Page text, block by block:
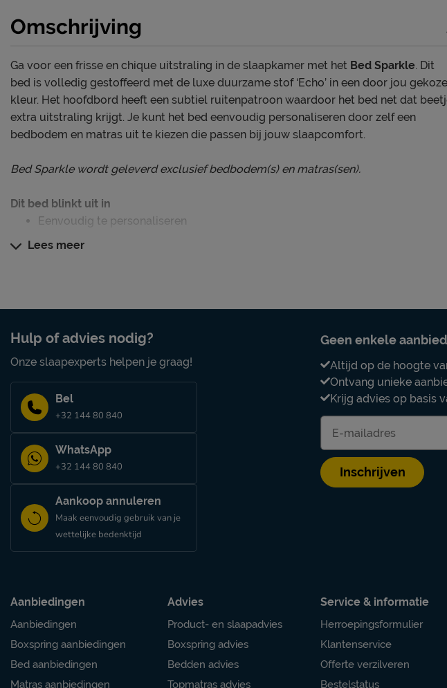
Omschrijving
Ga voor een frisse en chique uitstraling in de slaapkamer met het Bed Sparkle. Dit
bed is volledig gestoffeerd met de luxe duurzame stof ‘Echo’ in een door jou
kleur. Het hoofdbord heeft een subtiel ruitenpatroon waardoor het bed net dat
extra uitstraling krijgt. Je kunt het bed eenvoudig personaliseren door zelf een
bedbodem en matras uit te kiezen die passen bij jouw slaapcomfort.
Bed Sparkle wordt geleverd exclusief bedbodem(s) en matras(sen).
Dit bed blinkt uit in
Eenvoudig te personaliseren
Hoofdbord met een chique uitstraling
Persoonlijk slaapcomfort
een bedbodem en matras uitkiezen die perfect passen bij jouw slaapcomfort. Vraag
gerust een van onze slaapadviseurs in de winkel voor een bijpassend advies of kijk
het kopje ‘Perfecte slaapcombinaties’.
Verzorging & Garantie
Je nieuwe bed wil je natuurlijk zo lang mogelijk mooi én schoon houden. Alle
schoonmaakinstructies, evenals de garantie op het bed, kun je terug vinden bij het
kopje ‘Goed om te weten’.
Lees meer
Hulp of advies nodig?
Onze slaapexperts helpen je graag!
Bel
+32 144 80 840
WhatsApp
+32 144 80 840
Aankoop annuleren
Maak eenvoudig gebruik van je
wettelijke bedenktijd
Geen enkele
Altijd op de hoogte
Ontvang unieke
Krijg advies op basis
Inschrijven
Aanbiedingen
Aanbiedingen
Boxspring aanbiedingen
Bed aanbiedingen
Matras aanbiedingen
Advies
Product- en slaapadvies
Boxspring advies
Bedden advies
Topmatras advies
Service & informatie
Herroepingsformulier
Klantenservice
Offerte verzilveren
Bestelstatus